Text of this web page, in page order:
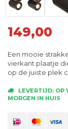
149,00
Een mooie
vierkant plaatje
op de juiste plek
LEVERTIJD: OP
MORGEN IN HUIS